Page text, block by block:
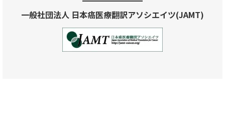
一般社団法人 日本癌医療翻訳アソシエイツ(JAMT)